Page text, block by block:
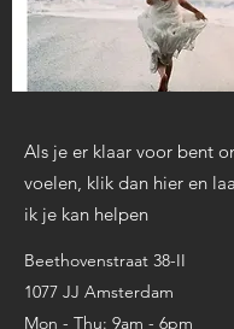
Als je er klaar voor bent
voelen, klik dan hier en
ik je kan helpen
Beethovenstraat 38-II
1077 JJ Amsterdam
Mon - Thu: 9am - 6pm